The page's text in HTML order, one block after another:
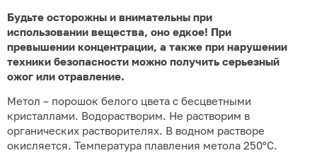
Будьте осторожны и внимательны при
использовании вещества, оно едкое! При
превышении концентрации, а также при нарушении
техники безопасности можно получить серьезный
ожог или отравление.
Метол – порошок белого цвета с бесцветными
кристаллами. Водорастворим. Не растворим в
органических растворителях. В водном растворе
окисляется. Температура плавления метола 250°С.